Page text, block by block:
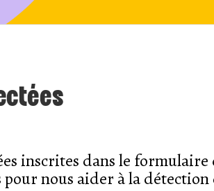
inscrites dans le
nous aider à la